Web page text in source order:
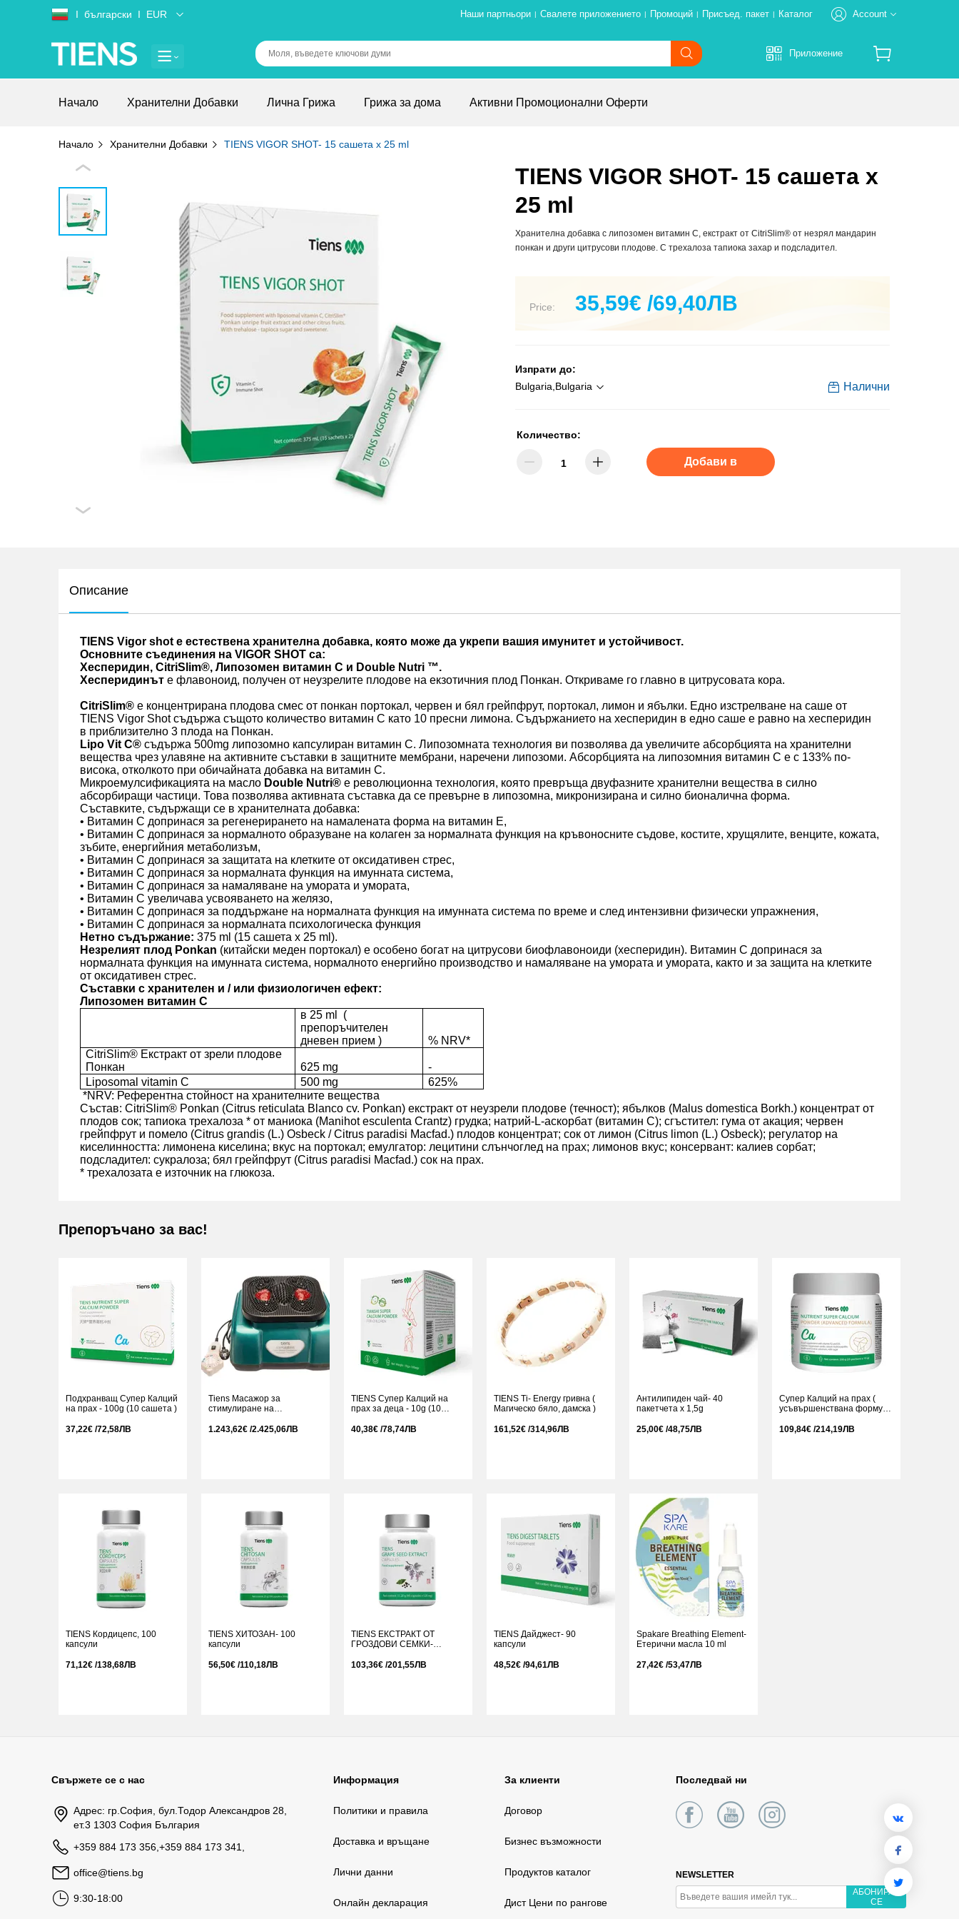
Ι български Ι EUR Наши партньори | Свалете приложението | Промоций | Присъед. пакет | Каталог Account
Добре дошли в Тиенс!
Адрес
Приложение
намерени. Отидете да видите други.
Начало Хранителни Добавки Лична Грижа Грижа за дома Активни Промоционални Оферти
Начало Хранителни Добавки TIENS VIGOR SHOT- 15 сашета x 25 ml
TIENS VIGOR SHOT- 15 сашета x
25 ml
Хранителна добавка с липозомен витамин С, екстракт от CitriSlim® от незрял мандарин
понкан и други цитрусови плодове. С трехалоза тапиока захар и подсладител.
Price: 35,59€ /69,40ЛВ
Изпрати до:
Bulgaria,Bulgaria
Налични
Количество:
Добави в
Описание
TIENS Vigor shot е естествена хранителна добавка, която може да укрепи вашия имунитет и устойчивост.
Основните съединения на VIGOR SHOT са:
Хесперидин, CitriSlim®, Липозомен витамин С и Double Nutri ™.
Хесперидинът е флавоноид, получен от неузрелите плодове на екзотичния плод Понкан. Откриваме го главно в цитрусовата кора.
CitriSlim® е концентрирана плодова смес от понкан портокал, червен и бял грейпфрут, портокал, лимон и ябълки. Едно изстрелване на саше от
TIENS Vigor Shot съдържа същото количество витамин С като 10 пресни лимона. Съдържанието на хесперидин в едно саше е равно на хесперидин
в приблизително 3 плода на Понкан.
Lipo Vit C® съдържа 500mg липозомно капсулиран витамин С. Липозомната технология ви позволява да увеличите абсорбцията на хранителни
вещества чрез улавяне на активните съставки в защитните мембрани, наречени липозоми. Абсорбцията на липозомния витамин С е с 133% по-
висока, отколкото при обичайната добавка на витамин С.
Микроемулсификацията на масло Double Nutri® е революционна технология, която превръща двуфазните хранителни вещества в силно
абсорбиращи частици. Това позволява активната съставка да се превърне в липозомна, микронизирана и силно бионалична форма.
Съставките, съдържащи се в хранителната добавка:
• Витамин С допринася за регенерирането на намалената форма на витамин Е,
• Витамин С допринася за нормалното образуване на колаген за нормалната функция на кръвоносните съдове, костите, хрущялите, венците, кожата,
зъбите, енергийния метаболизъм,
• Витамин С допринася за защитата на клетките от оксидативен стрес,
• Витамин С допринася за нормалната функция на имунната система,
• Витамин С допринася за намаляване на умората и умората,
• Витамин С увеличава усвояването на желязо,
• Витамин С допринася за поддържане на нормалната функция на имунната система по време и след интензивни физически упражнения,
• Витамин С допринася за нормалната психологическа функция
Нетно съдържание: 375 ml (15 сашета x 25 ml).
Незрелият плод Ponkan (китайски меден портокал) е особено богат на цитрусови биофлавоноиди (хесперидин). Витамин С допринася за
нормалната функция на имунната система, нормалното енергийно производство и намаляване на умората и умората, както и за защита на клетките
от оксидативен стрес.
Съставки с хранителен и / или физиологичен ефект:
Липозомен витамин С
в 25 ml
(
препоръчителен
дневен прием)
% NRV*
CitriSlim® Екстракт от зрели плодове
Понкан
625 mg
-
Liposomal vitamin C
500 mg
625%
*NRV: Референтна стойност на хранителните вещества
Състав: CitriSlim® Ponkan (Citrus reticulata Blanco cv. Ponkan) екстракт от неузрели плодове (течност); ябълков (Malus domestica Borkh.) концентрат от
плодов сок; тапиока трехалоза * от маниока (Manihot esculenta Crantz) грудка; натрий-L-аскорбат (витамин С); сгъстител: гума от акация; червен
грейпфрут и помело (Citrus grandis (L.) Osbeck / Citrus paradisi Macfad.) плодов концентрат; сок от лимон (Citrus limon (L.) Osbeck); регулатор на
киселинността: лимонена киселина; вкус на портокал; емулгатор: лецитини слънчоглед на прах; лимонов вкус; консервант: калиев сорбат;
подсладител: сукралоза; бял грейпфрут (Citrus paradisi Macfad.) сок на прах.
* трехалозата е източник на глюкоза.
Препоръчано за вас!
Подхранващ Супер Калций
на прах - 100g (10 сашета )
37,22€ /72,58ЛВ
Tiens Масажор за
стимулиране на
1.243,62€ /2.425,06ЛВ
TIENS Супер Калций на
прах за деца - 10g (10
40,38€ /78,74ЛВ
TIENS Ti- Energy гривна (
Магическо бяло, дамска )
161,52€ /314,96ЛВ
Антилипиден чай- 40
пакетчета x 1,5g
25,00€ /48,75ЛВ
Супер Калций на прах (
усъвършенствана формула
109,84€ /214,19ЛВ
TIENS Кордицепс, 100
капсули
71,12€ /138,68ЛВ
TIENS ХИТОЗАН- 100
капсули
56,50€ /110,18ЛВ
TIENS ЕКСТРАКТ ОТ
ГРОЗДОВИ СЕМКИ-
103,36€ /201,55ЛВ
TIENS Дайджест- 90
капсули
48,52€ /94,61ЛВ
Spakare Breathing Element-
Етерични масла 10 ml
27,42€ /53,47ЛВ
Свържете се с нас
Адрес: гр.София, бул.Тодор Александров 28,
ет.3 1303 София България
+359 884 173 356,+359 884 173 341,
office@tiens.bg
9:30-18:00
Информация
Политики и правила
Доставка и връщане
Лични данни
Онлайн декларация
За клиенти
Договор
Бизнес възможности
Продуктов каталог
Дист Цени по рангове
Последвай ни
NEWSLETTER
АБОНИРАЙ
СЕ